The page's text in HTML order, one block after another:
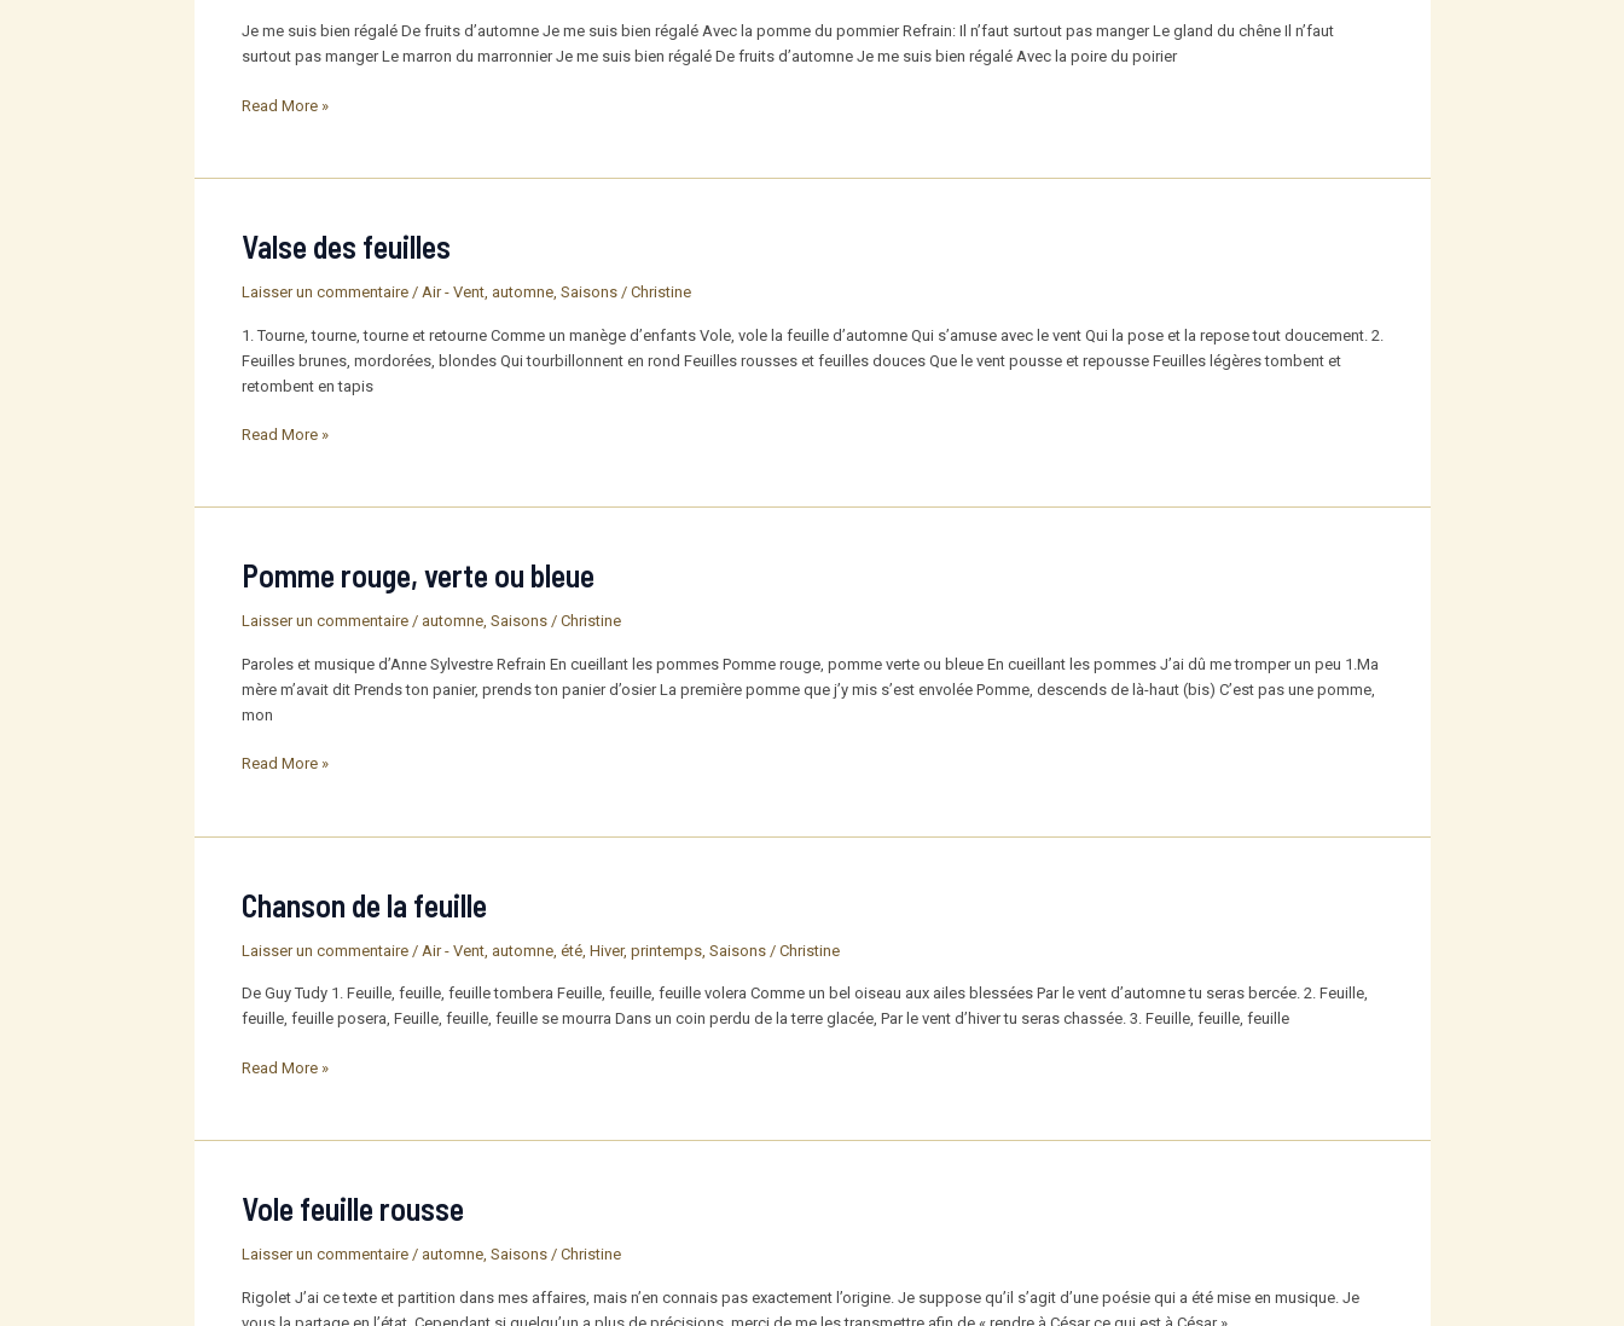
Je me suis bien régalé De fruits d’automne Je me suis bien régalé Avec la pomme du pommier Refrain: Il n’faut surtout pas manger Le gland du chêne Il n’faut
surtout pas manger Le marron du marronnier Je me suis bien régalé De fruits d’automne Je me suis bien régalé Avec la poire du poirier
Les
Read More »
Valse des feuilles
Laisser un commentaire / Air - Vent, automne, Saisons/ Christine
1. Tourne, tourne, tourne et retourne Comme un manège d’enfants Vole, vole la feuille d’automne Qui s’amuse avec le vent Qui la pose et la repose tout doucement. 2.
Feuilles brunes, mordorées, blondes Qui tourbillonnent en rond Feuilles rousses et feuilles douces Que le vent pousse et repousse Feuilles légères tombent et
retombent en tapis
Valse
Read More »
Pomme rouge, verte ou bleue
Laisser un commentaire / automne, Saisons/ Christine
Paroles et musique d’Anne Sylvestre Refrain En cueillant les pommes Pomme rouge, pomme verte ou bleue En cueillant les pommes J’ai dû me tromper un peu 1.Ma
mère m’avait dit Prends ton panier, prends ton panier d’osier La première pomme que j’y mis s’est envolée Pomme, descends de là-haut (bis) C’est pas une pomme,
mon
Pomme
ou
Read More »
Chanson de la feuille
Laisser un commentaire / Air - Vent, automne, été, Hiver, printemps, Saisons/ Christine
De Guy Tudy 1. Feuille, feuille, feuille tombera Feuille, feuille, feuille volera Comme un bel oiseau aux ailes blessées Par le vent d’automne tu seras bercée. 2. Feuille,
feuille, feuille posera, Feuille, feuille, feuille se mourra Dans un coin perdu de la terre glacée, Par le vent d’hiver tu seras chassée. 3. Feuille, feuille, feuille
Chanson
feuille
Read More »
Vole feuille rousse
Laisser un commentaire / automne, Saisons/ Christine
Rigolet J’ai ce texte et partition dans mes affaires, mais n’en connais pas exactement l’origine. Je suppose qu’il s’agit d’une poésie qui a été mise en musique. Je